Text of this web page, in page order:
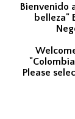
Bienvenido
belleza"
Please